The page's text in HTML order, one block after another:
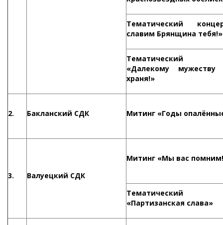
Тематический
славим Брянщина
Тематический
«Далекому мужеству
храня!»
2. Бакланский СДК Митинг «Годы
3. Валуецкий СДК
Митинг «Мы вас
Тематический
«Партизанская слава»